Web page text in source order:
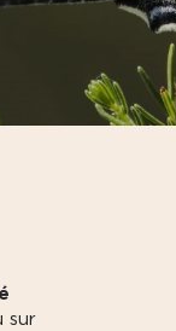
sur